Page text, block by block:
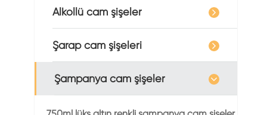
Alkollü cam şişeler
Şarap cam şişeleri
Şampanya cam şişeler